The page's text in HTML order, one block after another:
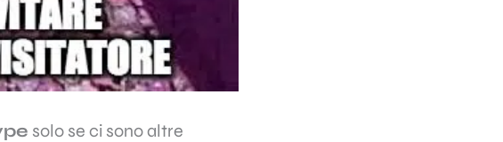
solo se ci sono altre